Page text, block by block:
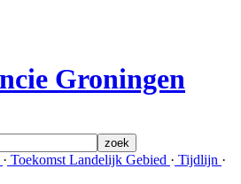
zoek
· Toekomst Landelijk Gebied · Tijdlijn ·